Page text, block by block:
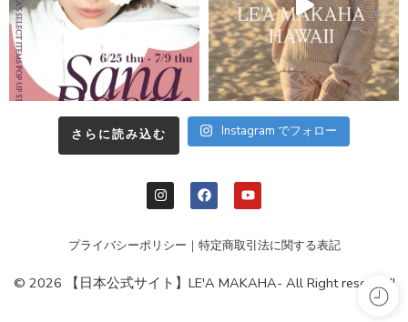
さらに読み込む Instagram でフォロー
プライバシーポリシー ｜ 特定商取引法に関する表記
© 2026 【日本公式サイト】LE'A MAKAHA- All Right reserved!